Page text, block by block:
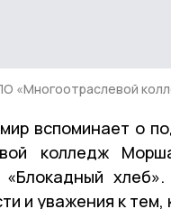
«Многоотраслевой
вспоминает о
колледж
и уважения к